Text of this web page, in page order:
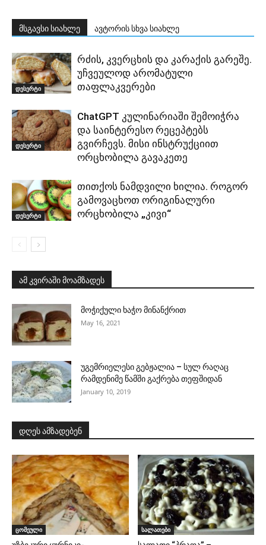
მსგავსი სიახლე ავტორის სხვა სიახლე
დესერტი
რძის, კვერცხის და კარაქის გარეშე.
უჩვეულოდ არომატული
თაფლაკვერები
დესერტი
ChatGPT კულინარიაში შემოიჭრა
და საინტერესო რეცეპტებს
გვირჩევს. მისი ინსტრუქციით
ორცხობილა გავაკეთე
დესერტი
თითქოს ნამდვილი ხილია. როგორ
გამოვაცხოთ ორიგინალური
ორცხობილა „კივი“
ამ კვირაში მოამზადეს
მოჭიქული ხაჭო მინანქრით
May 16, 2021
უგემრიელესი გებჟალია – სულ რაღაც
რამდენიმე წამში გაქრება თეფშიდან
January 10, 2019
დღეს ამზადებენ
ცომეული სალათები